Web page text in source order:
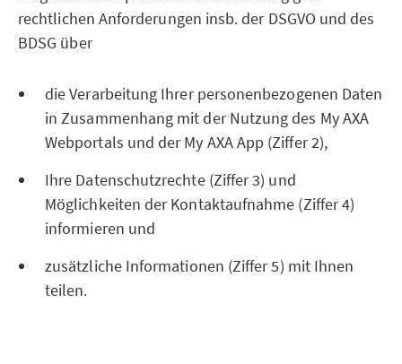
rechtlichen Anforderungen insb. der DSGVO und des
BDSG über
die Verarbeitung Ihrer personenbezogenen Daten
in Zusammenhang mit der Nutzung des My AXA
Webportals und der My AXA App (Ziffer 2),
Ihre Datenschutzrechte (Ziffer 3) und
Möglichkeiten der Kontaktaufnahme (Ziffer 4)
informieren und
zusätzliche Informationen (Ziffer 5) mit Ihnen
teilen.